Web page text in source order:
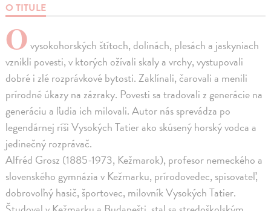
O TITULE
Ovysokohorských štítoch, dolinách, plesách a jaskyniach
vznikli povesti, v ktorých ožívali skaly a vrchy, vystupovali
dobré i zlé rozprávkové bytosti. Zaklínali, čarovali a menili
prírodné úkazy na zázraky. Povesti sa tradovali z generácie na
generáciu a ľudia ich milovali. Autor nás sprevádza po
legendárnej ríši Vysokých Tatier ako skúsený horský vodca a
jedinečný rozprávač.
Alfréd Grosz (1885-1973, Kežmarok), profesor nemeckého a
slovenského gymnázia v Kežmarku, prírodovedec, spisovateľ,
dobrovoľný hasič, športovec, milovník Vysokých Tatier.